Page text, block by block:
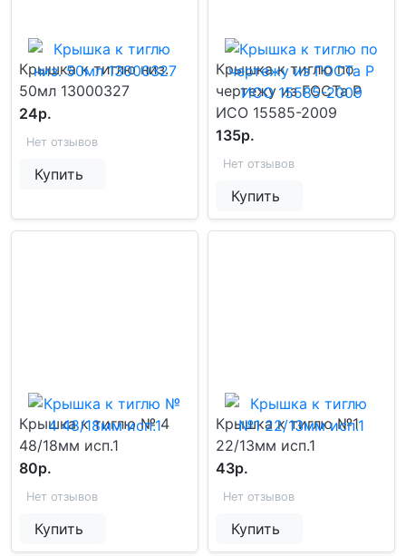
Крышка к тиглю низ.
50мл 13000327
24р.
Нет отзывов
Купить
Крышка к тиглю по
чертежу из ГОСТа Р
ИСО 15585-2009
135р.
Нет отзывов
Купить
Крышка к тиглю № 4
48/18мм исп.1
80р.
Нет отзывов
Купить
Крышка к тиглю №1
22/13мм исп.1
43р.
Нет отзывов
Купить